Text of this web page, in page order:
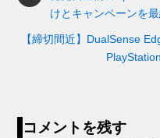
o
k
g
er
けとキャンペーンを
【締切間近】DualSense
コメントを残す